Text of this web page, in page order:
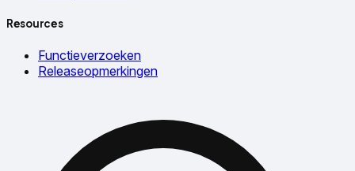
Resources
Functieverzoeken
Releaseopmerkingen